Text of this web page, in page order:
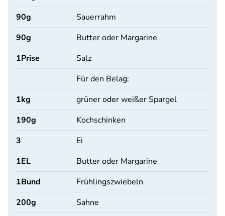
90g
Sauerrahm
90g
Butter oder Margarine
1Prise
Salz
Für den Belag:
1kg
grüner oder weißer Spargel
190g
Kochschinken
3
Ei
1EL
Butter oder Margarine
1Bund
Frühlingszwiebeln
200g
Sahne